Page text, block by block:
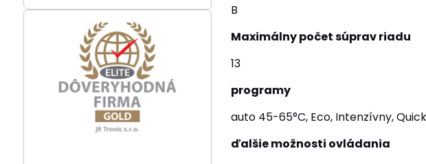
B
Maximálny počet súprav riadu
13
programy
auto 45-65°C, Eco, Intenzívny,
ďalšie možnosti ovládania